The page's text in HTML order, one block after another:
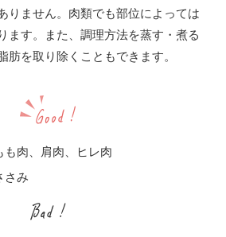
りません。肉類でも部位によっては
ます。また、調理方法を蒸す・煮る
肪を取り除くこともできます。
も肉、肩肉、ヒレ肉
さみ